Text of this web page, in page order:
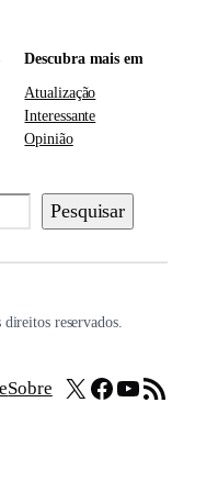
Descubra mais em
Atualização
Interessante
Opinião
Pesquisar
reservados.
Sobre X Facebook
Youtube
Feed RSS